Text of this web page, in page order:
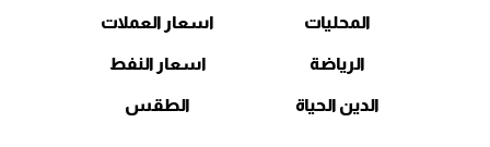
المحليات
الرياضة
الدين الحياة
اسعار العملات
اسعار النفط
الطقس